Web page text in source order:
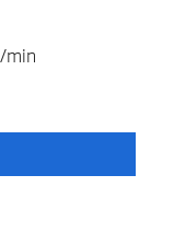
min